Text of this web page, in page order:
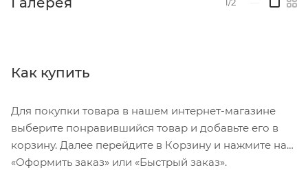
удовлетворения. Затем пришло время выбрать
настройку для конкретного проекта и
применения. Часто приходится проводить
различия в нескольких местах от модели к
модели. На последнем этапе внимание уделяется
обработке, соответствующей материалу, которая
Как купить
Для покупки товара в нашем интернет-магазине
выберите понравившийся товар и добавьте его в
корзину. Далее перейдите в Корзину и нажмите на
«Оформить заказ» или «Быстрый заказ».